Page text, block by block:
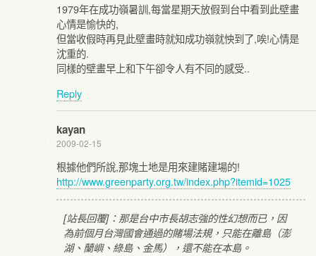
1979年在成功嶺暑訓,每當星期天放假到台中看到此壁畫
心情是愉快的,
但當收假時再見此壁畫時就知成功嶺就怏到了,唉!心情是
沈重的.
同樣的壁畫早上和下午卻令人有不同的感受..
Reply
kayan
2009-02-15
根據他們所說,那塊土地是用來建賭建場的!
http://www.greenparty.org.tw/index.php?itemid=1025
[站長回覆]：那是台中市長胡志強的性幻想而已，因
為前個月台灣國會通過的賭場法規，只能在離島（澎
湖、蘭嶼、綠島、金馬），還不能在本島。